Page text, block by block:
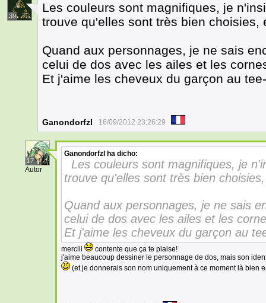
39
Les couleurs sont magnifiques, je
trouve qu'elles sont très bien choisies,
Quand aux personnages, je ne sais
celui de dos avec les ailes et les
Et j'aime les cheveux du garçon au
Ganondorfzl 16/09/2012 23:26:29
17
Autor
Ganondorfzl ha dicho:
Les couleurs sont magnifiques, je
trouve qu'elles sont très bien
Quand aux personnages, je ne sais
celui de dos avec les ailes et les
Et j'aime les cheveux du garçon au
merciii
contente que ça te plaise!
j'aime beaucoup dessiner le personnage de dos, mais son
(et je donnerais son nom uniquement à ce moment là bien